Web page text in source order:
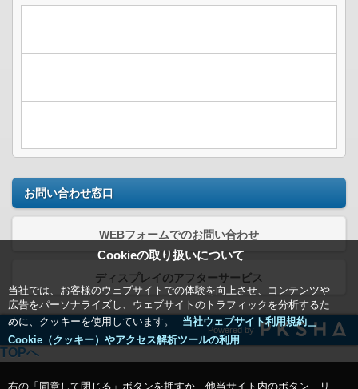
Cookieの取り扱いについて
当社では、お客様のウェブサイトでの体験を向上させ、コンテンツや
広告をパーソナライズし、ウェブサイトのトラフィックを分析するた
めに、クッキーを使用しています。
当社ウェブサイト利用規約＿
Cookie（クッキー）やアクセス解析ツールの利用
右の「同意して閉じる」ボタンを押すか、他当サイト内のボタン、リ
お問い合わせ窓口
WEBフォームでのお問い合わせ
ディスプレイのアフターサービス
Powered by
TOPへ